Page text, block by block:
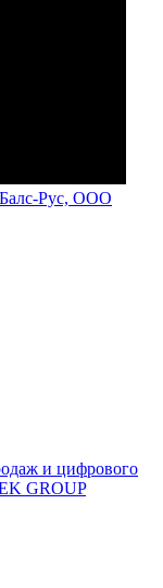
Балс-Рус, ООО
и цифрового
GROUP